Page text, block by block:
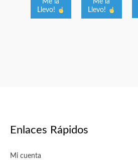
Me la
Llevo!elegir
Me la
Llevo!elegir
Enlaces Rápidos
Mi cuenta